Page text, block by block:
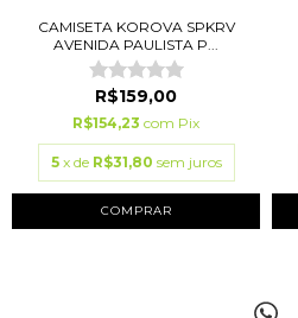
CAMISETA KOROVA SPKRV
AVENIDA PAULISTA P...
R$159,00
R$154,23 com Pix
5 x de R$31,80 sem juros
COMPRAR